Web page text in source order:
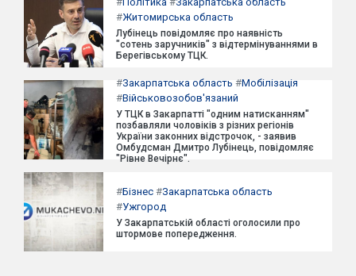
#Житомирська область
Лубінець повідомляє про наявність
"сотень заручників" з відтермінуваннями в
Берегівському ТЦК.
#Закарпатська область #Мобілізація
#Військовозобов'язаний
У ТЦК в Закарпатті "одним натисканням"
позбавляли чоловіків з різних регіонів
України законних відстрочок, - заявив
Омбудсман Дмитро Лубінець, повідомляє
"Рівне Вечірнє".
#Бізнес #Закарпатська область
#Ужгород
У Закарпатській області оголосили про
штормове попередження.